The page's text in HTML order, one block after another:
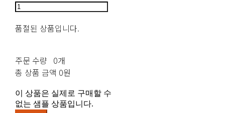
품절된 상품입니다.
주문 수량 0개
총 상품 금액 0원
이 상품은 실제로 구매할 수
없는 샘플 상품입니다.